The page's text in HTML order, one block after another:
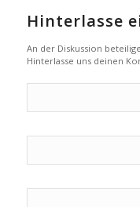
Hinterlasse
An der Diskussion
Hinterlasse uns deinen